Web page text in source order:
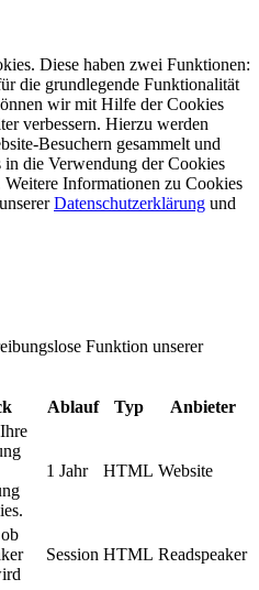
Diese haben zwei Funktionen:
die grundlegende Funktionalität
wir mit Hilfe der Cookies
verbessern. Hierzu werden
Besuchern gesammelt und
in die Verwendung der Cookies
Informationen zu Cookies
Datenschutzerklärung und
Funktion unserer
Ablauf Typ Anbieter
1 Jahr HTML Website
Session HTML Readspeaker